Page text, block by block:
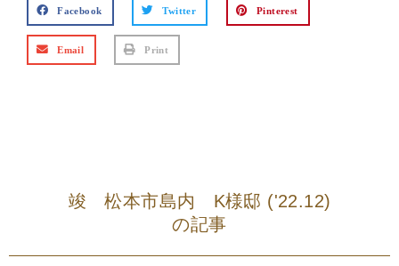
Facebook Twitter Pinterest
Email Print
竣 松本市島内 K様邸 ('22.12)
の記事